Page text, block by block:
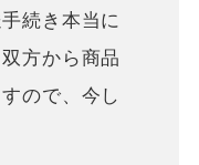
続き本当に
方から商品
ので、今し